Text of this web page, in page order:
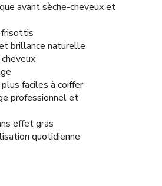
avant sèche-cheveux et
brillance naturelle
faciles à coiffer
professionnel et
effet gras
quotidienne